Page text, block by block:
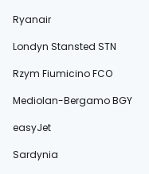
Ryanair
Londyn Stansted STN
Rzym Fiumicino FCO
Mediolan-Bergamo BGY
easyJet
Sardynia